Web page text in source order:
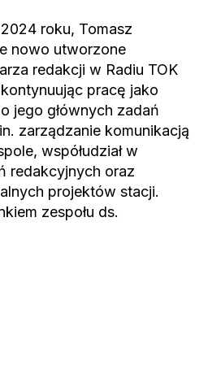
roku, Tomasz
nowo utworzone
redakcji w Radiu TOK
pracę jako
jego głównych zadań
zarządzanie komunikacją
współudział w
redakcyjnych oraz
projektów stacji.
zespołu ds.